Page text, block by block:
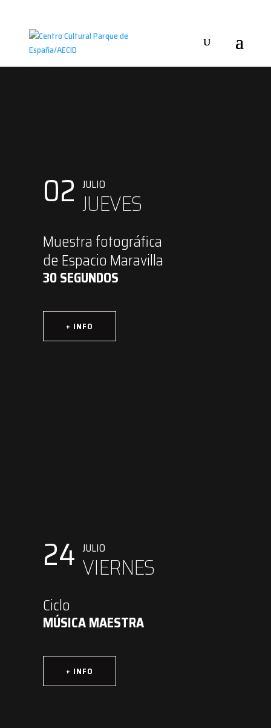
02 JULIO
JUEVES
Muestra fotográfica
de Espacio Maravilla
30 SEGUNDOS
+ INFO
24 JULIO
VIERNES
Ciclo
MÚSICA MAESTRA
+ INFO